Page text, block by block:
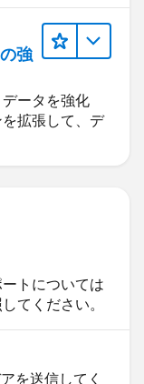
強
ータを強化
拡張して、デ
トについては
てください。
を送信してく